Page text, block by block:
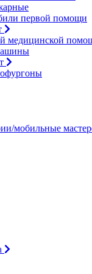
первой помощи
медицинской
мобильные